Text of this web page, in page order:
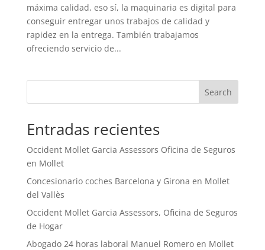
máxima calidad, eso sí, la maquinaria es digital para
conseguir entregar unos trabajos de calidad y
rapidez en la entrega. También trabajamos
ofreciendo servicio de...
Search
Entradas recientes
Occident Mollet Garcia Assessors Oficina de Seguros
en Mollet
Concesionario coches Barcelona y Girona en Mollet
del Vallès
Occident Mollet Garcia Assessors, Oficina de Seguros
de Hogar
Abogado 24 horas laboral Manuel Romero en Mollet